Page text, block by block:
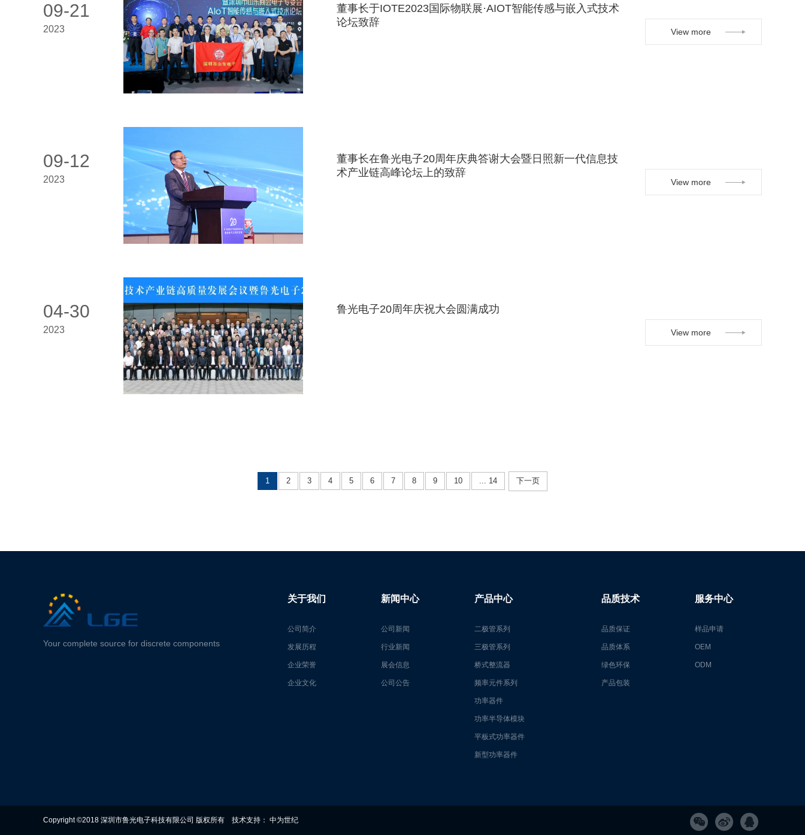
09-21
2023
董事长于IOTE2023国际物联展·AIOT智能传感与嵌入式技术
论坛致辞
View more
09-12
2023
董事长在鲁光电子20周年庆典答谢大会暨日照新一代信息技
术产业链高峰论坛上的致辞
View more
04-30
2023
鲁光电子20周年庆祝大会圆满成功
View more
1 2 3 4 5 6 7 8 9 10 ... 14 下一页
Your complete source for discrete components
关于我们
公司简介
发展历程
企业荣誉
企业文化
新闻中心
公司新闻
行业新闻
展会信息
公司公告
产品中心
二极管系列
三极管系列
桥式整流器
频率元件系列
功率器件
功率半导体模块
平板式功率器件
新型功率器件
品质技术
品质保证
品质体系
绿色环保
产品包装
服务中心
样品申请
OEM
ODM
Copyright ©2018 深圳市鲁光电子科技有限公司 版权所有 技术支持： 中为世纪